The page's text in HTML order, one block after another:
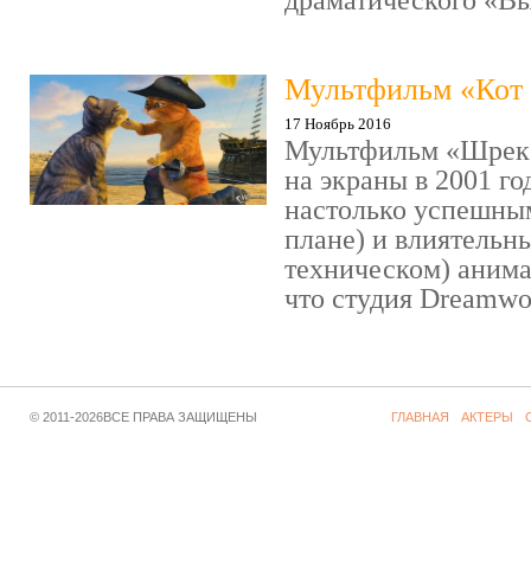
Мультфильм «Кот
17 Ноябрь 2016
Мультфильм
на экраны в 2001
настолько
плане) и
техническом)
что студия
© 2011-2026ВСЕ ПРАВА ЗАЩИЩЕНЫ ГЛАВНАЯ АКТЕРЫ